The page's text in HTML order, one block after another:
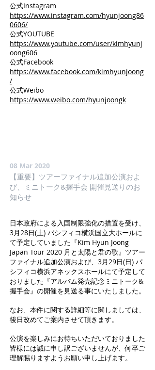
公式Instagram
https://www.instagram.com/hyunjoong86
0606/
公式YOUTUBE
https://www.youtube.com/user/kimhyunj
oong606
公式Facebook
https://www.facebook.com/kimhyunjoong
/
公式Weibo
https://www.weibo.com/hyunjoongk
08 Mar 2020
【重要】ツアーファイナル追加公演およ
び、ミニトーク&握手会 開催見送りのお
知らせ
日本政府による入国制限強化の措置を受け、
3月28日(土) パシフィコ横浜国立大ホールに
て予定していました『Kim Hyun Joong
Japan Tour 2020 月と太陽と君の歌』ツアー
ファイナル追加公演および、3月29日(日) パ
シフィコ横浜アネックスホールにて予定して
おりました『アルバム発売記念ミニトーク&
握手会』の開催を見送る事にいたしました。
なお、本件に関する詳細等に関しましては、
後日改めてご案内させて頂きます。
公演を楽しみにお待ちいただいておりました
皆様には誠に申し訳ございませんが、何卒ご
理解賜りますようお願い申し上げます。